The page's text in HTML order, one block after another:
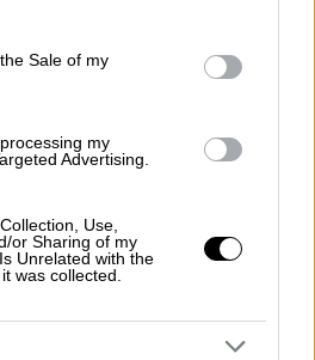
purposes in below Google
Sale of my
my
Advertising.
Use,
or Sharing of my
Unrelated with the
was collected.
υπουργός λέει πως
τα
όμως μετά τον σάλο που
το χρονικό διάστημα,
αναφέρει πλέον ότι
γίνει η ανακοίνωση
ανέφερε